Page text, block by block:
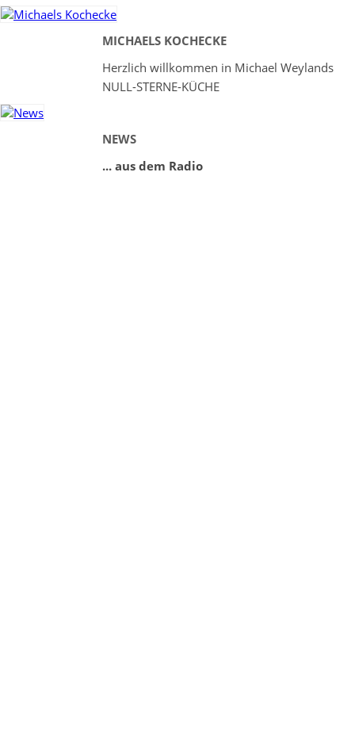
MICHAELS KOCHECKE
Herzlich willkommen in Michael Weylands
NULL-STERNE-KÜCHE
NEWS
... aus dem Radio